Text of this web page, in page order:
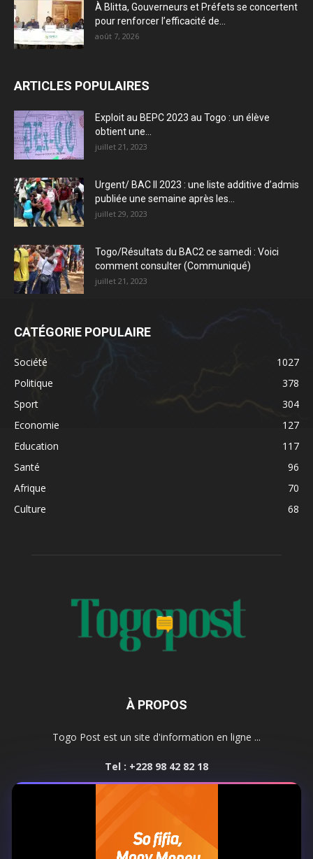
À Blitta, Gouverneurs et Préfets se concertent
pour renforcer l’efficacité de...
août 7, 2026
ARTICLES POPULAIRES
Exploit au BEPC 2023 au Togo : un élève
obtient une...
juillet 21, 2023
Urgent/ BAC II 2023 : une liste additive d’admis
publiée une semaine après les...
juillet 29, 2023
Togo/Résultats du BAC2 ce samedi : Voici
comment consulter (Communiqué)
juillet 21, 2023
CATÉGORIE POPULAIRE
Société
1027
Politique
378
Sport
304
Economie
127
Education
117
Santé
96
Afrique
70
Culture
68
À PROPOS
Togo Post est un site d'information en ligne ...
Tel : +228 98 42 82 18
SUIVEZ NOUS